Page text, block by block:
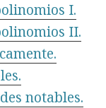
I.
II.
notables.